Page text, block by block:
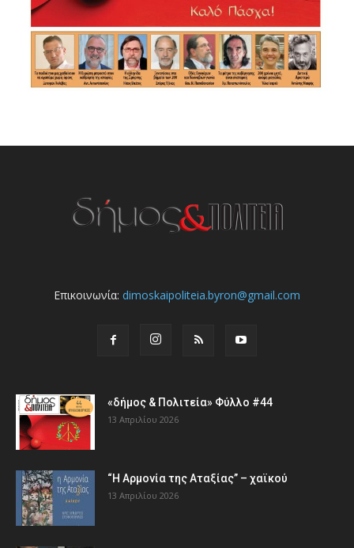
Επικοινωνία: dimoskaipoliteia.byron@gmail.com
«δήμος & Πολιτεία» Φύλλο #44
13 Απριλίου 2026
“Η Αρμονία της Αταξίας” – χαϊκού
13 Απριλίου 2026